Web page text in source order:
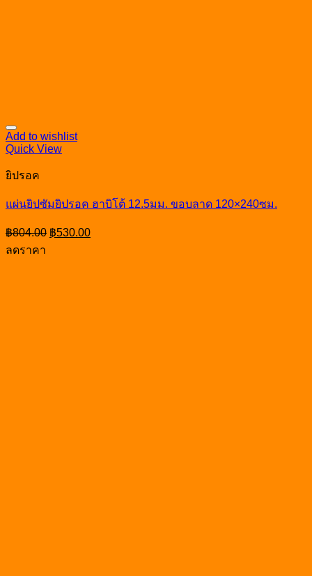
Add to wishlist
Quick View
ยิปรอค
แผ่นยิปซัมยิปรอค ฮาบิโต้ 12.5มม. ขอบลาด 120×240ซม.
฿804.00 Original
price
฿530.00Current
price
ลดราคา